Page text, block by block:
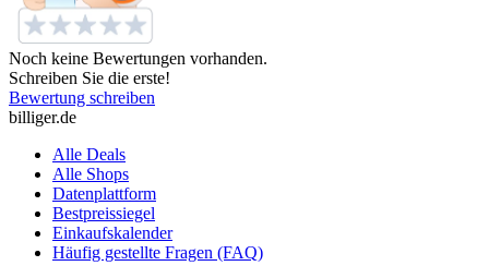
Noch keine Bewertungen vorhanden.
Schreiben Sie die erste!
Bewertung schreiben
billiger.de
Alle Deals
Alle Shops
Datenplattform
Bestpreissiegel
Einkaufskalender
Häufig gestellte Fragen (FAQ)